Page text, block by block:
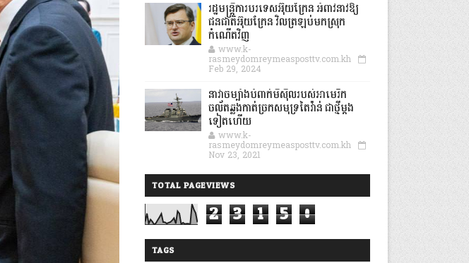
រដ្ឋមន្ត្រីការបរទេសអ៊ុយក្រែន អំពាវនាវឱ្យ
ជនជាតិអ៊ុយក្រែន វិលត្រឡប់មកស្រុក
កំណើតវិញ
www.k-
rasmeydomreymeasposttv.com.kh
Feb 29, 2024
នាវាចម្បាំងបំពាក់មីស៊ីលរបស់អាមេរិក
ចល័តឆ្លងកាត់ច្រកសមុទ្រតៃវ៉ាន់ ជាថ្មីម្តង
ទៀតហើយ
www.k-
rasmeydomreymeasposttv.com.kh
Nov 23, 2021
TOTAL PAGEVIEWS
2 3 1 5 0
TAGS